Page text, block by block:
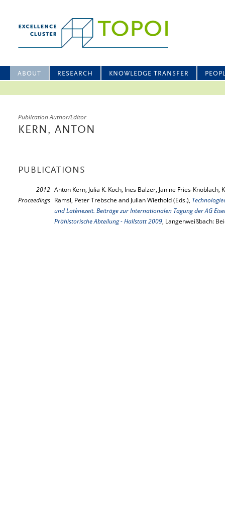
ABOUT RESEARCH KNOWLEDGE TRANSFER
Publication Author/Editor
KERN, ANTON
PUBLICATIONS
2012
Proceedings
Anton Kern, Julia K. Koch, Ines Balzer, Janine Fries-
Ramsl, Peter Trebsche and Julian Wiethold (Eds.),
und Latènezeit. Beiträge zur Internationalen Tagung der AG
Prähistorische Abteilung - Hallstatt 2009, Langenweißbach: